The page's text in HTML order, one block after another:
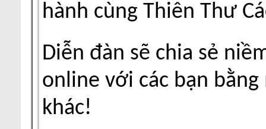
hành cùng Thiên Thư
Diễn đàn sẽ chia sẻ
online với các bạn
khác!